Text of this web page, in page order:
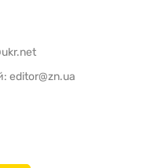
editor@zn.ua